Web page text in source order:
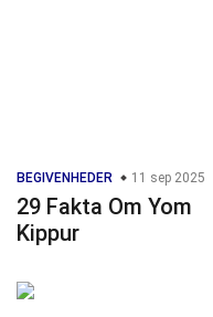
BEGIVENHEDER 11 sep 2025
29 Fakta Om Yom
Kippur